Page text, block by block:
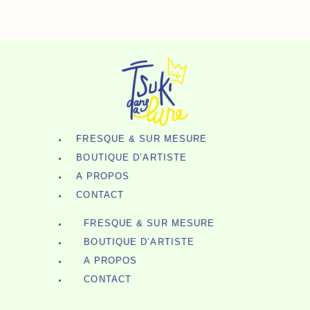
FRESQUE & SUR MESURE
BOUTIQUE D’ARTISTE
A PROPOS
CONTACT
FRESQUE & SUR MESURE
BOUTIQUE D’ARTISTE
A PROPOS
CONTACT